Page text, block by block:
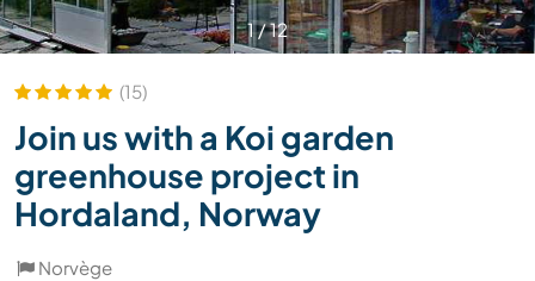
1/12
(15)
Join us with a Koi garden
greenhouse project in
Hordaland, Norway
Norvège